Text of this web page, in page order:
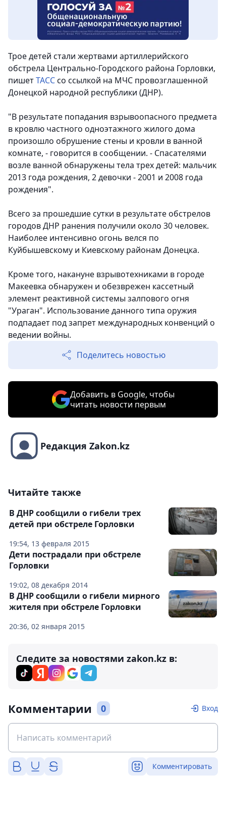
Трое детей стали жертвами артиллерийского
обстрела Центрально-Городского района Горловки,
пишетТАССсо ссылкой на МЧС провозглашенной
Донецкой народной республики (ДНР).
"В результате попадания взрывоопасного предмета
в кровлю частного одноэтажного жилого дома
произошло обрушение стены и кровли в ванной
комнате, - говорится в сообщении. - Спасателями
возле ванной обнаружены тела трех детей: мальчик
2013 года рождения, 2 девочки - 2001 и 2008 года
рождения".
Всего за прошедшие сутки в результате обстрелов
городов ДНР ранения получили около 30 человек.
Наиболее интенсивно огонь велся по
Куйбышевскому и Киевскому районам Донецка.
Кроме того, накануне взрывотехниками в городе
Макеевка обнаружен и обезврежен кассетный
элемент реактивной системы залпового огня
"Ураган". Использование данного типа оружия
подпадает под запрет международных конвенций о
ведении войны.
Поделитесь новостью
Добавить в Google, чтобы
читать новости первым
Редакция Zakon.kz
Читайте также
19:54, 13 февраля 2015
В ДНР сообщили о гибели трех
детей при обстреле Горловки
19:02, 08 декабря 2014
Дети пострадали при обстреле
Горловки
20:36, 02 января 2015
В ДНР сообщили о гибели мирного
жителя при обстреле Горловки
Следите за новостями zakon.kz в:
Комментарии 0 Вход
Комментировать